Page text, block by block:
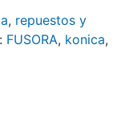
, repuestos y
FUSORA, konica,